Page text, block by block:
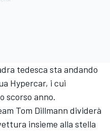
tedesca sta andando
Hypercar, i cui
scorso anno.
Tom Dillmann dividerà
insieme alla stella